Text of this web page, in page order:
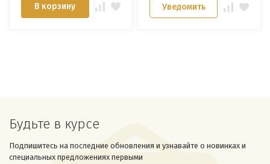
В корзину Уведомить
Будьте в курсе
Подпишитесь на последние обновления и узнавайте о новинках и
специальных предложениях первыми